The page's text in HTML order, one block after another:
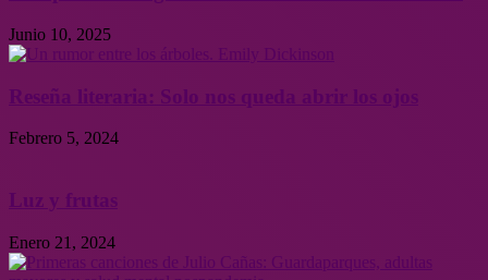
Junio 10, 2025
Febrero 5, 2024
Enero 21, 2024